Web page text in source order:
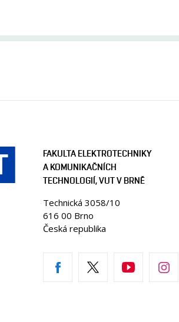
FAKULTA ELEKTROTECHNIKY
A KOMUNIKAČNÍCH
TECHNOLOGIÍ, VUT V BRNĚ
Technická 3058/10
616 00 Brno
Česká republika